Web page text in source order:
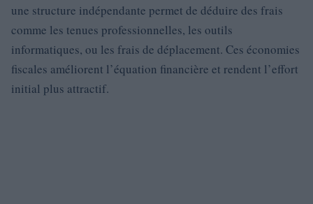
une structure indépendante permet de déduire des frais
comme les tenues professionnelles, les outils
informatiques, ou les frais de déplacement. Ces économies
fiscales améliorent l’équation financière et rendent l’effort
initial plus attractif.